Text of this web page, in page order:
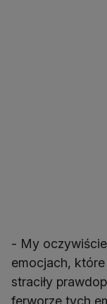
- My
emocjach,
straciły
ferworze tych